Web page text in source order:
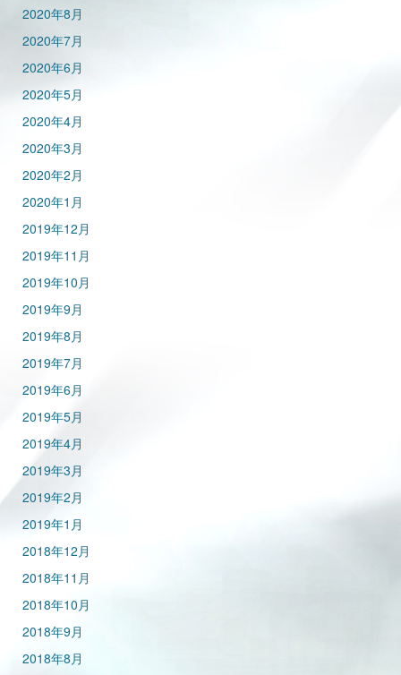
2020年8月
2020年7月
2020年6月
2020年5月
2020年4月
2020年3月
2020年2月
2020年1月
2019年12月
2019年11月
2019年10月
2019年9月
2019年8月
2019年7月
2019年6月
2019年5月
2019年4月
2019年3月
2019年2月
2019年1月
2018年12月
2018年11月
2018年10月
2018年9月
2018年8月